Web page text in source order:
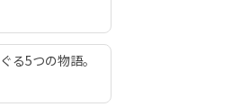
る5つの物語。